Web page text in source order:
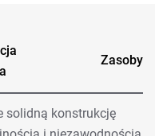
Zasoby
solidną konstrukcję